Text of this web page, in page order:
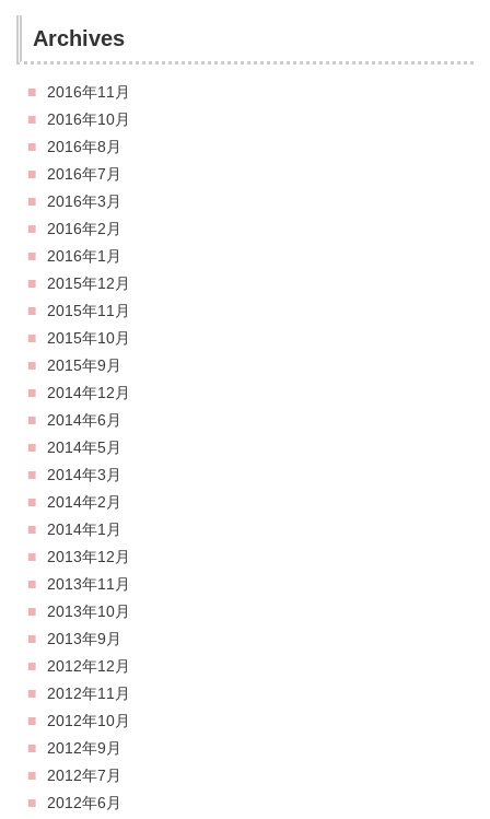
Archives
2016年11月
2016年10月
2016年8月
2016年7月
2016年3月
2016年2月
2016年1月
2015年12月
2015年11月
2015年10月
2015年9月
2014年12月
2014年6月
2014年5月
2014年3月
2014年2月
2014年1月
2013年12月
2013年11月
2013年10月
2013年9月
2012年12月
2012年11月
2012年10月
2012年9月
2012年7月
2012年6月